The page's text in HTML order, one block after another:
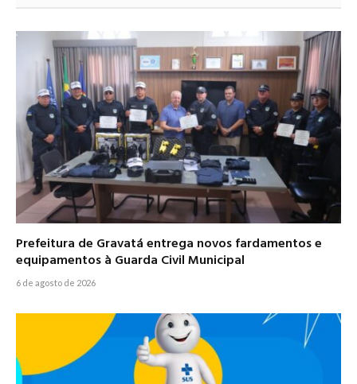
Prefeitura de Gravatá entrega novos fardamentos e
equipamentos à Guarda Civil Municipal
6 de agosto de 2026